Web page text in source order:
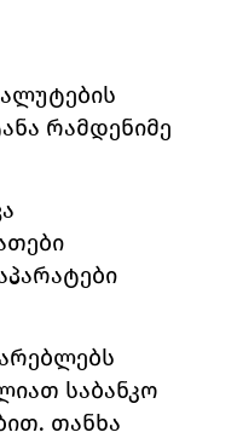
რამდენიმე
საბანკო
თანხა